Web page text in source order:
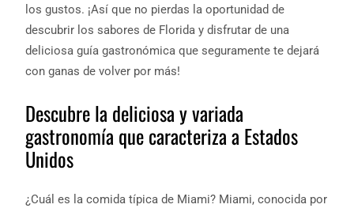
los gustos. ¡Así que no pierdas la oportunidad de
descubrir los sabores de Florida y disfrutar de una
deliciosa guía gastronómica que seguramente te dejará
con ganas de volver por más!
Descubre la deliciosa y variada
gastronomía que caracteriza a Estados
Unidos
¿Cuál es la comida típica de Miami? Miami, conocida por